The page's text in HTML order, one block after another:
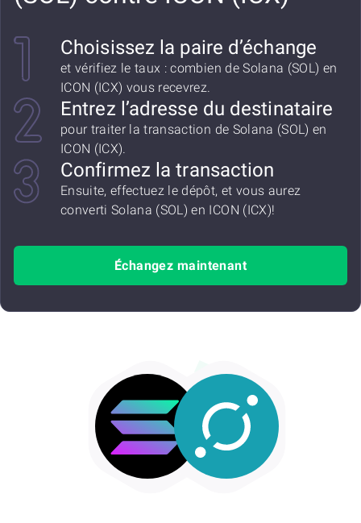
Choisissez la paire d’échange
et vérifiez le taux : combien de Solana (SOL) en
ICON (ICX) vous recevrez.
Entrez l’adresse du destinataire
pour traiter la transaction de Solana (SOL) en
ICON (ICX).
Confirmez la transaction
Ensuite, effectuez le dépôt, et vous aurez
converti Solana (SOL) en ICON (ICX)!
Échangez maintenant